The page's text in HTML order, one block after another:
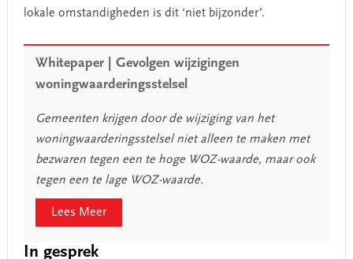
lokale omstandigheden is dit ‘niet bijzonder’.
Whitepaper | Gevolgen wijzigingen
woningwaarderingsstelsel
Gemeenten krijgen door de wijziging van het
woningwaarderingsstelsel niet alleen te maken met
bezwaren tegen een te hoge WOZ-waarde, maar ook
tegen een te lage WOZ-waarde.
Lees Meer
In gesprek